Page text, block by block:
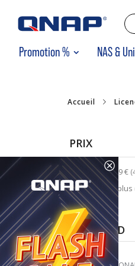
Promotion % NAS &
Accueil
PRIX
0,00 €- 99,99 €
700,00 €et plus
FEATURED